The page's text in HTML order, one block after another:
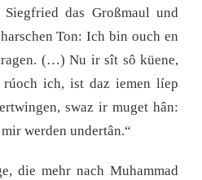
das Großmaul und
Ton: Ich bin ouch en
(…) Nu ir sît sô küene,
ich, ist daz iemen líep
swaz ir muget hân:
werden undertân.“
die mehr nach Muhammad